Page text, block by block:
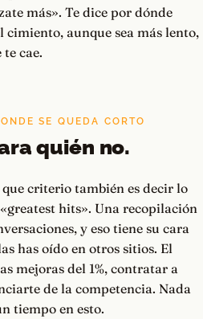
más». Te dice por dónde
cimiento, aunque sea más lento,
cae.
SE QUEDA CORTO
quién no.
criterio también es decir lo
hits». Una recopilación
y eso tiene su cara
has oído en otros sitios. El
mejoras del 1%, contratar a
de la competencia. Nada
tiempo en esto.